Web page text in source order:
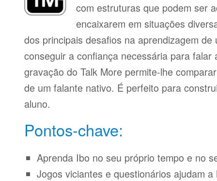
com estruturas que podem ser
encaixarem em situações
dos principais desafios na aprendizagem
conseguir a confiança necessária para
gravação do Talk More permite-lhe
de um falante nativo. É perfeito para
aluno.
Pontos-chave:
Aprenda Ibo no seu próprio tempo e no
Jogos viciantes e questionários ajudam